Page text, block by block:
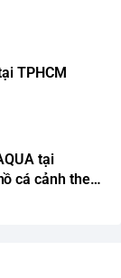
TPHCM
tại
cá cảnh theo